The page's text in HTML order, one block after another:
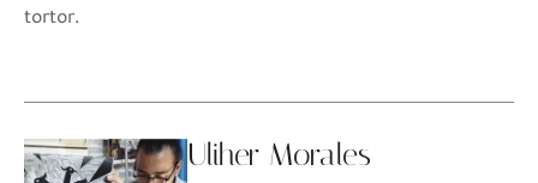
tortor.
Uliher Morales